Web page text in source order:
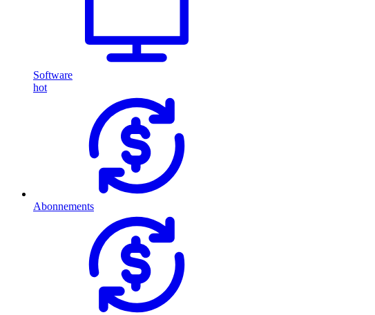
Software
hot
Abonnements